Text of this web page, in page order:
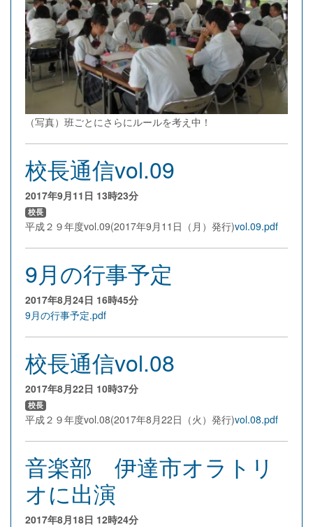
（写真）班ごとにさらにルールを考え中！
校長通信vol.09
2017年9月11日 13時23分
校長
平成２９年度vol.09(2017年9月11日（月）発行)vol.09.pdf
9月の行事予定
2017年8月24日 16時45分
9月の行事予定.pdf
校長通信vol.08
2017年8月22日 10時37分
校長
平成２９年度vol.08(2017年8月22日（火）発行)vol.08.pdf
音楽部 伊達市オラトリ
オに出演
2017年8月18日 12時24分